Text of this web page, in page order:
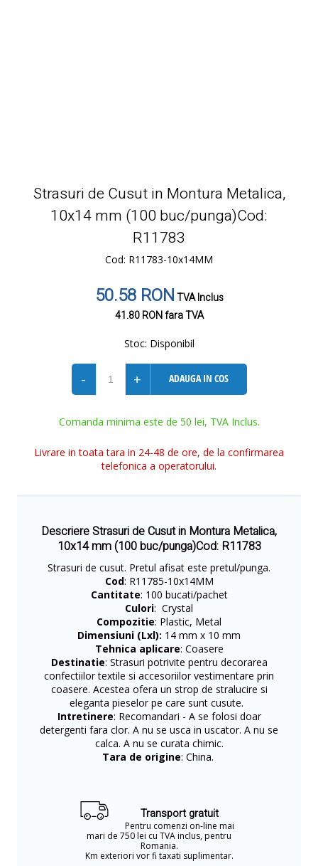
Strasuri de Cusut in Montura Metalica,
10x14 mm (100 buc/punga)Cod:
R11783
Cod: R11783-10x14MM
50.58 RONTVA Inclus
41.80 RONfara TVA
Stoc: Disponibil
- + ADAUGA IN COS
Comanda minima este de 50 lei, TVA Inclus.
Livrare in toata tara in 24-48 de ore, de la confirmarea
telefonica a operatorului.
Descriere Strasuri de Cusut in Montura Metalica,
10x14 mm (100 buc/punga)Cod: R11783
Strasuri de cusut. Pretul afisat este pretul/punga.
Cod: R11785-10x14MM
Cantitate: 100 bucati/pachet
Culori: Crystal
Compozitie: Plastic, Metal
Dimensiuni (Lxl): 14 mm x 10 mm
Tehnica aplicare: Coasere
Destinatie: Strasuri potrivite pentru decorarea
confectiilor textile si accesoriilor vestimentare prin
coasere. Acestea ofera un strop de stralucire si
eleganta pieselor pe care sunt cusute.
Intretinere: Recomandari - A se folosi doar
detergenti fara clor. A nu se usca in uscator. A nu se
calca. A nu se curata chimic.
Tara de origine: China.
Transport gratuit
Pentru comenzi on-line mai
mari de 750 lei cu TVA inclus, pentru
Romania.
Km exteriori vor fi taxati suplimentar.